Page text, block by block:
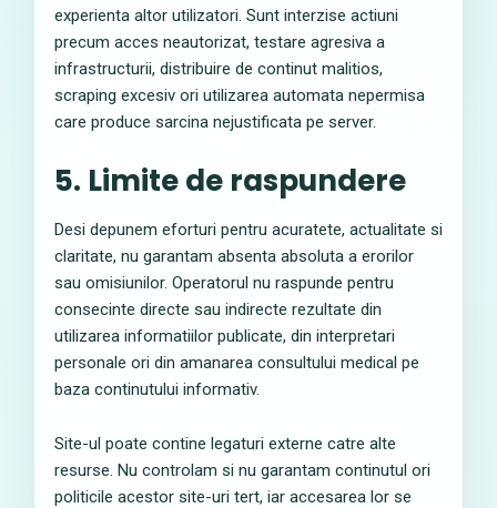
experienta altor utilizatori. Sunt interzise actiuni
precum acces neautorizat, testare agresiva a
infrastructurii, distribuire de continut malitios,
scraping excesiv ori utilizarea automata nepermisa
care produce sarcina nejustificata pe server.
5. Limite de raspundere
Desi depunem eforturi pentru acuratete, actualitate si
claritate, nu garantam absenta absoluta a erorilor
sau omisiunilor. Operatorul nu raspunde pentru
consecinte directe sau indirecte rezultate din
utilizarea informatiilor publicate, din interpretari
personale ori din amanarea consultului medical pe
baza continutului informativ.
Site-ul poate contine legaturi externe catre alte
resurse. Nu controlam si nu garantam continutul ori
politicile acestor site-uri tert, iar accesarea lor se